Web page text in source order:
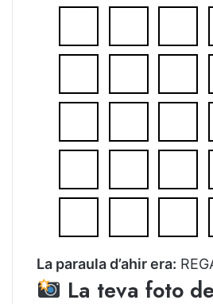
La paraula d’ahir era:
La teva foto